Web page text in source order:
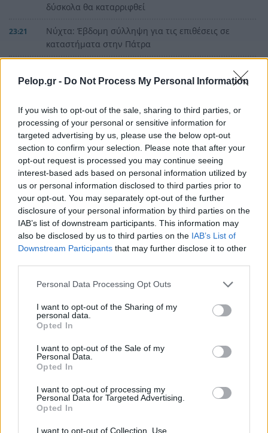
Pelop.gr - Do Not Process My Personal Information
If you wish to opt-out of the sale, sharing to third parties, or
processing of your personal or sensitive information for
targeted advertising by us, please use the below opt-out
section to confirm your selection. Please note that after your
opt-out request is processed you may continue seeing
interest-based ads based on personal information utilized by
us or personal information disclosed to third parties prior to
your opt-out. You may separately opt-out of the further
disclosure of your personal information by third parties on the
IAB’s list of downstream participants. This information may
also be disclosed by us to third parties on the IAB’s List of
Downstream Participants that may further disclose it to other
Please note that this website/app uses one or more Google
not limited to your visit or usage behaviour. You may click to
grant or deny consent to Google and its third-party tags to
use your data for below specified purposes in below Google
consent section.
Personal Data Processing Opt Outs
I want to opt-out of the Sharing of my
personal data.
Opted In
I want to opt-out of the Sale of my
Personal Data.
Opted In
I want to opt-out of processing my
Personal Data for Targeted Advertising.
Opted In
I want to opt-out of Collection, Use,
δύσκολα θα καταρριφθεί
23:21
Νύχτα: Έβδομη σύλληψη για τις επιθέσεις σε
καταστήματα στην Πάτρα
γκολ, έμεινε στο μηδέν με τη Ναϊμέγκεν
22:51 Η μεγάλη κλήρωση του Τζόκερ
22:48
«Είχα για 2,5 χρόνια στον καταψύκτη τον νεκρό
πατέρα μου για να παίρνω τη σύνταξή του και
της μητέρας μου», σοκαριστική ομολογία για τον
Μυστρά
«Ντου» της αστυνομίας στις φυλακές Άμφισσας
και Μαλανδρίνου, βρέθηκαν ναρκωτικά και
κινητά τηλέφωνα
22:24
Ινδονησία: Πιλότος πιάστηκε να μεταφέρει στη
βαλίτσα του πάνω από 70.000 χάπια ecstasy
Σύλληψη 46χρονου γιατί επέτρεψε σε ανήλικο
Πέθανε ο θρυλικός Γιώργος Μαρσέλος
Δυτική Αττική: Για 5η νύχτα συνεχίζεται η μάχη
με τις φλόγες, σε Λούμπα και Λάκκα Καλογήρου,
μόνο επίγειες δυνάμεις, ΒΙΝΤΕΟ
«Βρέθηκε εντός καταψύκτη σορός ανδρός, η
οποία ανήκει στον αποβιώσαντα 90χρονο», η